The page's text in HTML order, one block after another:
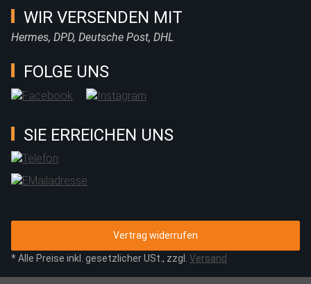
WIR VERSENDEN MIT
Hermes, DPD, Deutsche Post, DHL
FOLGE UNS
SIE ERREICHEN UNS
Vertrag widerrufen
* Alle Preise inkl. gesetzlicher USt., zzgl. Versand